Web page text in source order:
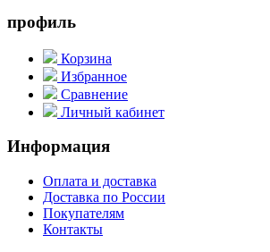
профиль
Корзина
Избранное
Сравнение
Личный кабинет
Информация
Оплата и доставка
Доставка по России
Покупателям
Контакты